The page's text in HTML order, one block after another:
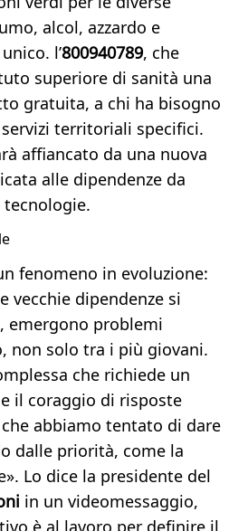
alcol, azzardo e
l’800940789, che
superiore di sanità una
gratuita, a chi ha bisogno
territoriali specifici.
affiancato da una nuova
alle dipendenze da
fenomeno in evoluzione:
vecchie dipendenze si
emergono problemi
non solo tra i più giovani.
che richiede un
il coraggio di risposte
abbiamo tentato di dare
dalle priorità, come la
Lo dice la presidente del
in un videomessaggio,